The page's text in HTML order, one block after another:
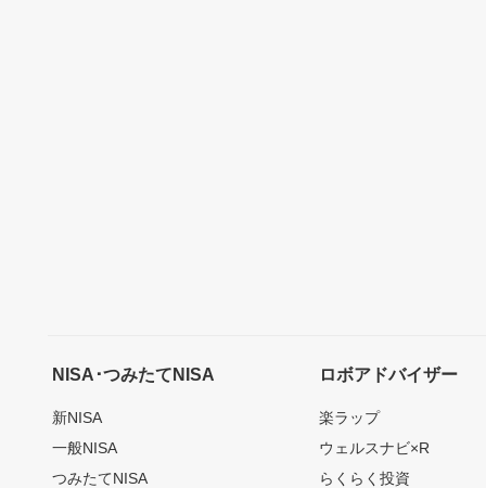
NISA･つみたてNISA
新NISA
一般NISA
つみたてNISA
ロボアドバイザー
楽ラップ
ウェルスナビ×R
らくらく投資